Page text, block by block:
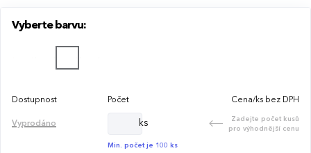
Vyberte barvu:
Dostupnost Počet Cena/ks bez DPH
Vyprodáno ks
Zadejte počet kusů
pro výhodnější cenu
Min. počet je 100 ks